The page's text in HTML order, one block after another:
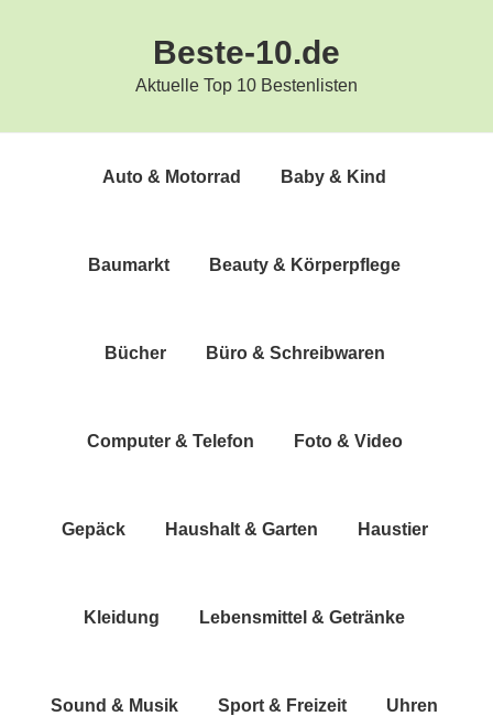
Beste-10.de
Aktuelle Top 10 Bestenlisten
Auto & Motorrad Baby & Kind
Bau­markt Beau­ty & Körperpflege
Bücher Büro & Schreibwaren
Com­pu­ter & Telefon Foto & Video
Gepäck Haus­halt & Garten Haus­tier
Klei­dung Lebens­mit­tel & Getränke
Sound & Musik Sport & Freizeit Uhren